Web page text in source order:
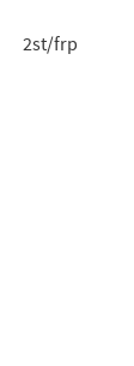
2st/frp